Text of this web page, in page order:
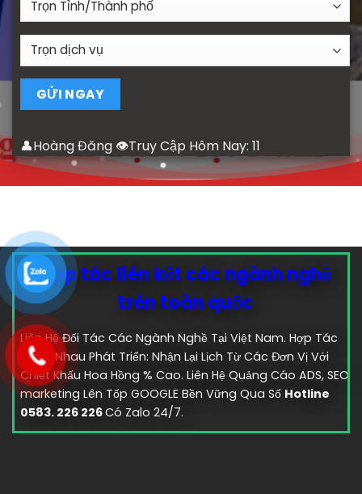
👤Hoàng Đăng 👁Truy Cập Hôm Nay: 11
Hợp tác liên kết các ngành nghề
trên toàn quốc
Liên Hệ Đối Tác Các Ngành Nghề Tại Việt Nam. Hợp Tác
Cùng Nhau Phát Triển: Nhận Lại Lịch Từ Các Đơn Vị Với
Chiết Khấu Hoa Hồng % Cao. Liên Hệ Quảng Cáo ADS, SEO
marketing Lên Tốp GOOGLE Bền Vững Qua Số Hotline
0583. 226 226Có Zalo 24/7.